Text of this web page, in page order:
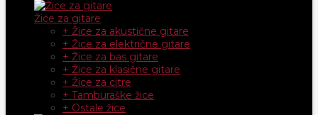
Žice za gitare
+ Žice za akustične gitare
+ Žice za električne gitare
+ Žice za bas gitare
+ Žice za klasične gitare
+ Žice za citre
+ Tamburaške žice
+ Ostale žice